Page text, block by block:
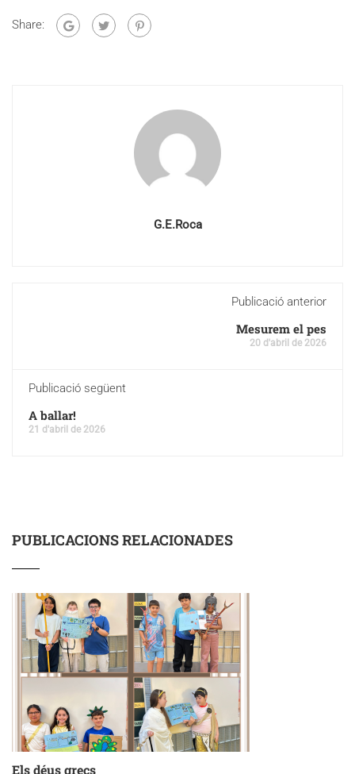
Share:
G.E.Roca
Publicació anterior
Mesurem el pes
20 d'abril de 2026
Publicació següent
A ballar!
21 d'abril de 2026
PUBLICACIONS RELACIONADES
Els déus grecs